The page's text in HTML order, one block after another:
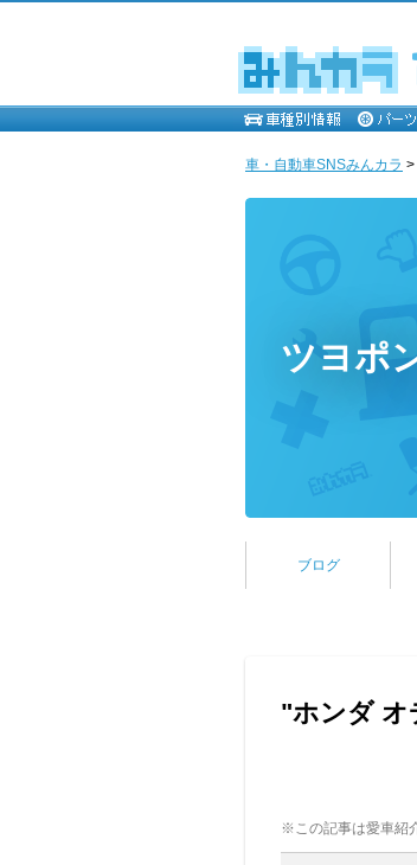
車・自動車SNSみんカラ >
ツヨポ
ブログ
"ホンダ オ
※この記事は愛車紹